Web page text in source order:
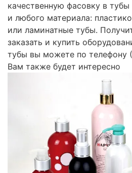
качественную фасовку в
и любого материала:
или ламинатные тубы.
заказать и купить
тубы вы можете по телефону
Вам также будет интересно